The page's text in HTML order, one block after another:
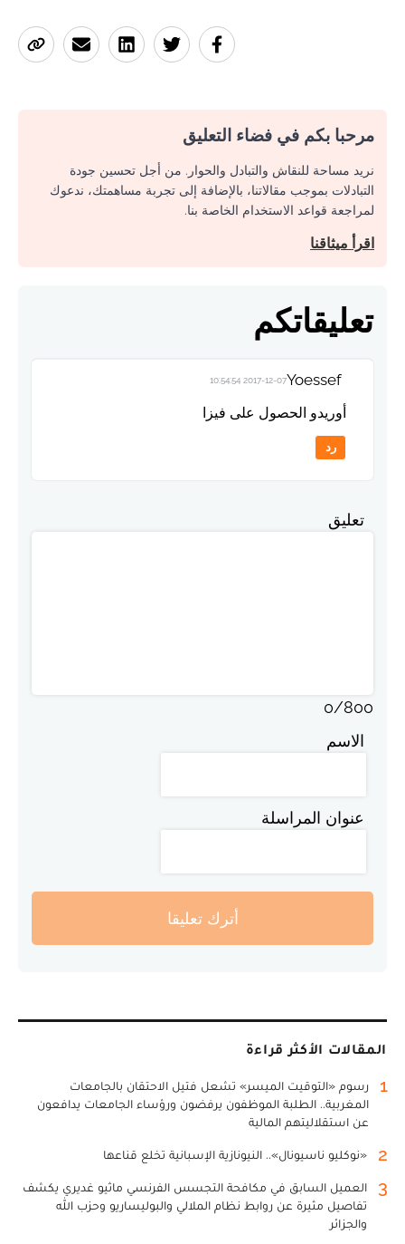
مرحبا بكم في فضاء التعليق
نريد مساحة للنقاش والتبادل والحوار. من أجل تحسين جودة
التبادلات بموجب مقالاتنا، بالإضافة إلى تجربة مساهمتك، ندعوك
لمراجعة قواعد الاستخدام الخاصة بنا.
اقرأ ميثاقنا
تعليقاتكم
Yoessef
2017-12-07 10:54:54
أوريدو الحصول على فيزا
رد
تعليق
0/800
الاسم
عنوان المراسلة
أترك تعليقا
المقالات الأكثر قراءة
1
رسوم «التوقيت الميسر» تشعل فتيل الاحتقان بالجامعات
المغربية.. الطلبة الموظفون يرفضون ورؤساء الجامعات يدافعون
عن استقلاليتهم المالية
2 «نوكليو ناسيونال».. النيونازية الإسبانية تخلع قناعها
3
العميل السابق في مكافحة التجسس الفرنسي ماثيو غديري يكشف
تفاصيل مثيرة عن روابط نظام الملالي والبوليساريو وحزب الله
والجزائر